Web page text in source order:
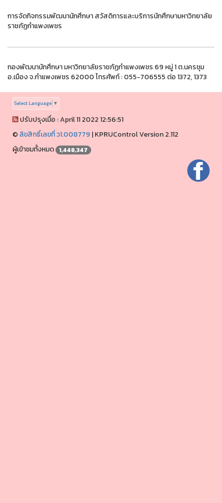
การจัดกิจกรรมพัฒนานักศึกษา สวัสดิการและบริการนักศึกษามหาวิทยาลัย
ราชภัฏกำแพงเพชร
กองพัฒนานักศึกษา มหาวิทยาลัยราชภัฏกำแพงเพชร 69 หมู่ 1 ต.นครชุม
อ.เมือง จ.กำแพงเพชร 62000 โทรศัพท์ : 055-706555 ต่อ 1372, 1373
Select Language ▼
ปรับปรุงเมื่อ : April 11 2022 12:56:51
©ลิขสิทธิ์เลขที่ ว1.008779 |KPRUControl Version 2.112
ผู้เข้าชมทั้งหมด 1,448,347